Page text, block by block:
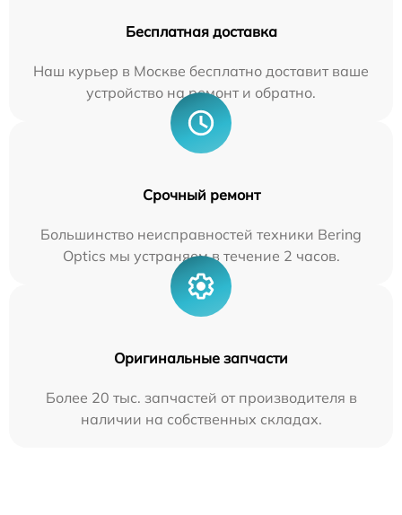
Бесплатная доставка
Наш курьер в Москве бесплатно доставит ваше
устройство на ремонт и обратно.
Срочный ремонт
Большинство неисправностей техники Bering
Optics мы устраняем в течение 2 часов.
Оригинальные запчасти
Более 20 тыс. запчастей от производителя в
наличии на собственных складах.